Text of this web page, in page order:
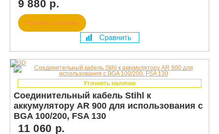
9 880 р.
Уточнить наличие
Сравнить
Уточнять наличие
Соединительный кабель Stihl к
аккумулятору AR 900 для использования с
BGA 100/200, FSA 130
11 060 р.